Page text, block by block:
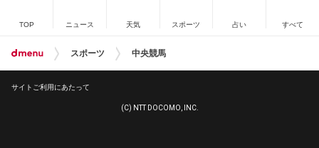
TOP ニュース 天気 スポーツ 占い すべて
スポーツ 中央競馬
サイトご利用にあたって
(C) NTT DOCOMO, INC.